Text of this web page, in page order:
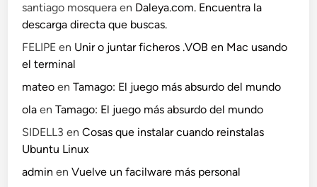
santiago mosquera en Daleya.com. Encuentra la
descarga directa que buscas.
FELIPE en Unir o juntar ficheros .VOB en Mac usando
el terminal
mateo enTamago: El juego más absurdo del mundo
ola enTamago: El juego más absurdo del mundo
SIDELL3 enCosas que instalar cuando reinstalas
Ubuntu Linux
admin enVuelve un facilware más personal